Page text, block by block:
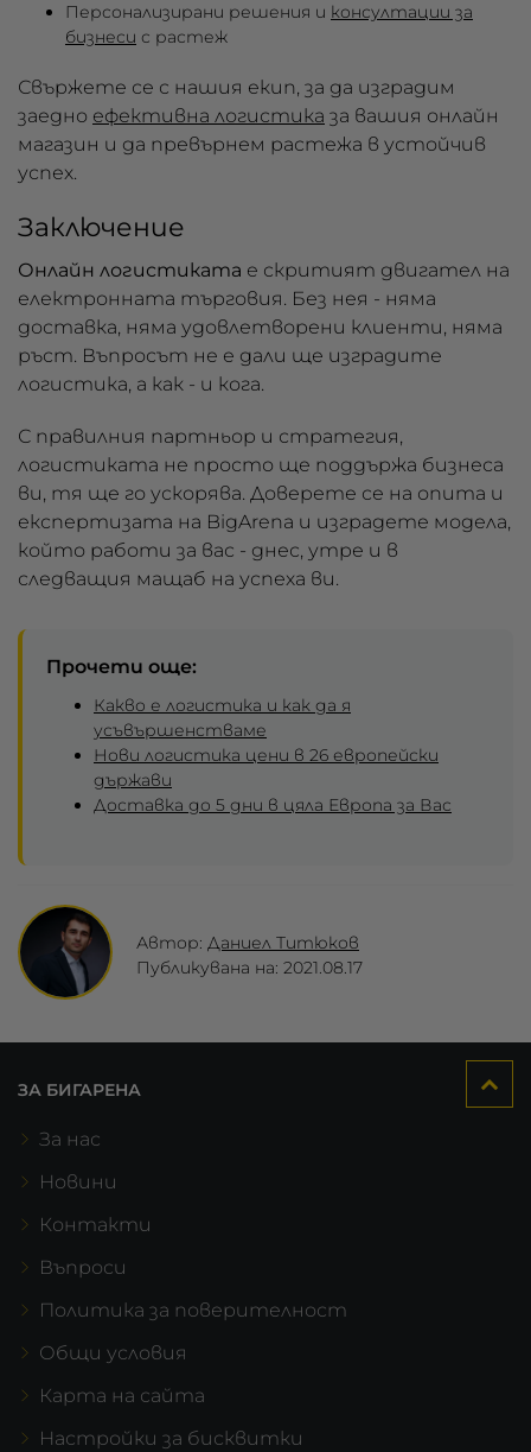
Персонализирани решения и консултации за
бизнеси с растеж
Свържете се с нашия екип, за да изградим
заедно ефективна логистика за вашия онлайн
магазин и да превърнем растежа в устойчив
успех.
Заключение
Онлайн логистиката е скритият двигател на
електронната търговия. Без нея - няма
доставка, няма удовлетворени клиенти, няма
ръст. Въпросът не е дали ще изградите
логистика, а как - и кога.
С правилния партньор и стратегия,
логистиката не просто ще поддържа бизнеса
ви, тя ще го ускорява. Доверете се на опита и
експертизата на BigArena и изградете модела,
който работи за вас - днес, утре и в
следващия мащаб на успеха ви.
Прочети още:
Какво е логистика и как да я
усъвършенстваме
Нови логистика цени в 26 европейски
държави
Доставка до 5 дни в цяла Европа за Вас
Автор: Даниел Титюков
Публикувана на: 2021.08.17
ЗА БИГАРЕНА
За нас
Новини
Контакти
Въпроси
Политика за поверителност
Общи условия
Карта на сайта
Настройки за бисквитки